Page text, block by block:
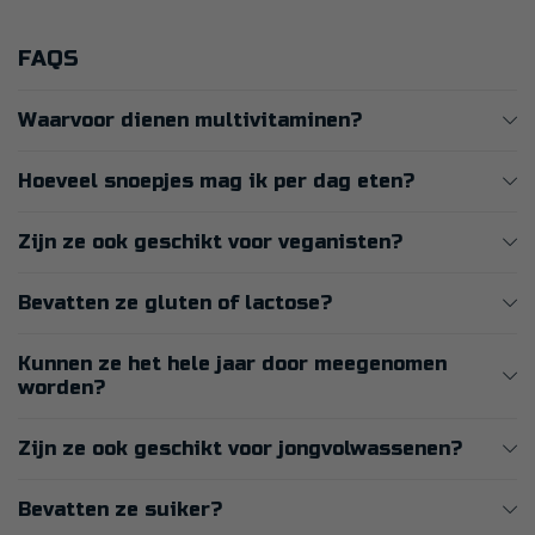
FAQS
Waarvoor dienen multivitaminen?
Hoeveel snoepjes mag ik per dag eten?
Zijn ze ook geschikt voor veganisten?
Bevatten ze gluten of lactose?
Kunnen ze het hele jaar door meegenomen
worden?
Zijn ze ook geschikt voor jongvolwassenen?
Bevatten ze suiker?